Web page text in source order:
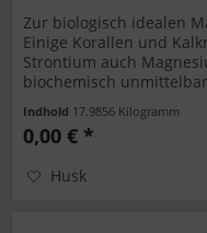
Zur biologisch idealen
Einige Korallen und
Strontium auch
biochemisch
Indhold 17.9856 Kilogramm
0,00 € *
Husk